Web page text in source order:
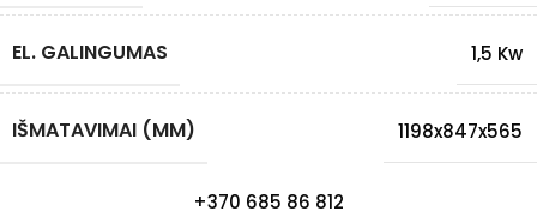
EL. GALINGUMAS 1,5 Kw
IŠMATAVIMAI (MM) 1198x847x565
+370 685 86 812